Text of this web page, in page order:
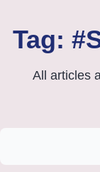
Tag:
All articles